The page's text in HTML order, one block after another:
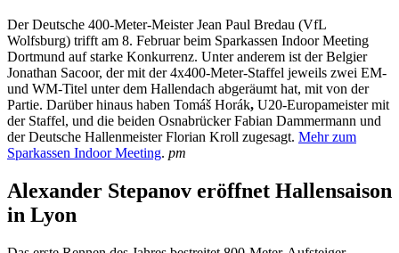
Der Deutsche 400-Meter-Meister Jean Paul Bredau (VfL
Wolfsburg) trifft am 8. Februar beim Sparkassen Indoor Meeting
Dortmund auf starke Konkurrenz. Unter anderem ist der Belgier
Jonathan Sacoor, der mit der 4x400-Meter-Staffel jeweils zwei EM-
und WM-Titel unter dem Hallendach abgeräumt hat, mit von der
Partie. Darüber hinaus haben Tomáš Horák, U20-Europameister mit
der Staffel, und die beiden Osnabrücker Fabian Dammermann und
der Deutsche Hallenmeister Florian Kroll zugesagt. Mehr zum
Sparkassen Indoor Meeting. pm
Alexander Stepanov eröffnet Hallensaison
in Lyon